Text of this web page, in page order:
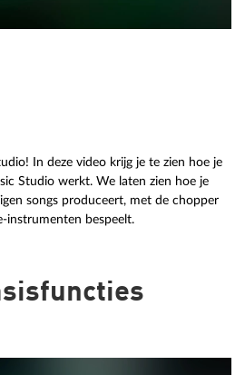
In deze video krijg je te zien hoe je
Studio werkt. We laten zien hoe je
songs produceert, met de chopper
instrumenten bespeelt.